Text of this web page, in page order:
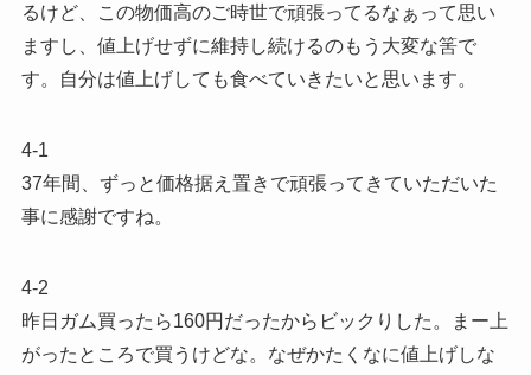
るけど、この物価高のご時世で頑張ってるなぁって思い
ますし、値上げせずに維持し続けるのもう大変な筈で
す。自分は値上げしても食べていきたいと思います。
4-1
37年間、ずっと価格据え置きで頑張ってきていただいた
事に感謝ですね。
4-2
昨日ガム買ったら160円だったからビックりした。まー上
がったところで買うけどな。なぜかたくなに値上げしな